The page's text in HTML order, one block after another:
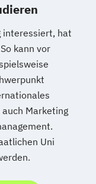
interessiert, hat
kann vor
Marketing
Uni